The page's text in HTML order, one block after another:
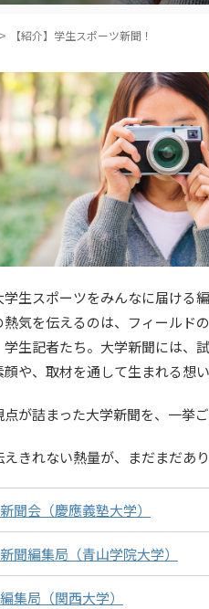
> 【紹介】学生スポーツ新聞！
生スポーツをみんなに届ける編
気を伝えるのは、フィールド
生記者たち。大学新聞には、
や、取材を通して生まれる想
が詰まった大学新聞を、一挙ご
きれない熱量が、まだまだあ
聞会（慶應義塾大学）
聞編集局（青山学院大学）
集局（関西大学）